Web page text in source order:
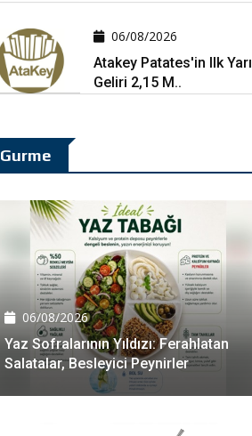
06/08/2026
Atakey Patates'in Ilk Yarı
Geliri 2,15 M..
Gurme
06/08/2026
Yaz Sofralarının Yıldızı: Ferahlatan
Salatalar, Besleyici Peynirler